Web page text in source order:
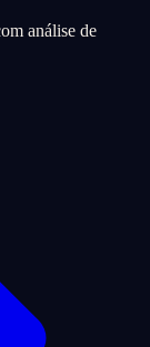
análise de